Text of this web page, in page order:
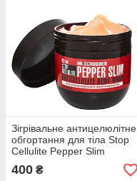
Зігрівальне антицелюлітне
обгортання для тіла Stop
Cellulite Pepper Slim
Mr.Scrubber 250 г
400 ₴